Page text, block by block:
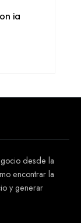
ia
desde la
encontrar la
y generar